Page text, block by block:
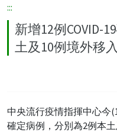
:::
新增12例COVID-
土及10例境外移入
中央流行疫情指揮中心今
確定病例，分別為2例本